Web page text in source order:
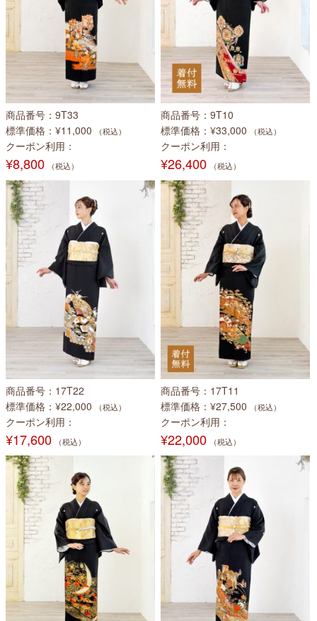
商品番号
9T33
標準価格
¥11,000 （税込）
クーポン利用
¥8,800 （税込）
商品番号
9T10
標準価格
¥33,000 （税込）
クーポン利用
¥26,400 （税込）
商品番号
17T22
標準価格
¥22,000 （税込）
クーポン利用
¥17,600 （税込）
商品番号
17T11
標準価格
¥27,500 （税込）
クーポン利用
¥22,000 （税込）